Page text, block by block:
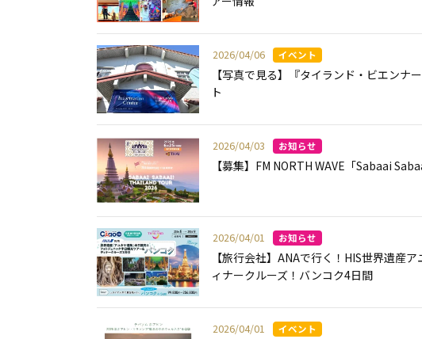
2026/04/06
【写真で見る】『タイランド・ビエン
ト
2026/04/03
【募集】FM NORTH WAVE「Sabaai
2026/04/01
【旅行会社】ANAで行く！HIS世界遺産
ィナークルーズ！バンコク4日間
2026/04/01